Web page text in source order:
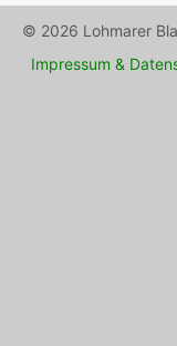
© 2026 Lohmarer
Impressum &